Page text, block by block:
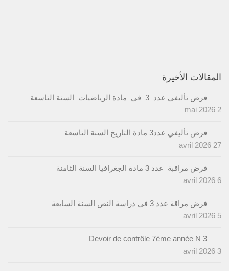
المقالات الأخيرة
فرض تأليفي عدد 3 في مادة الرياضيات السنة التاسعة
2 mai 2026
فرض تأليفي عدد3 مادة التاريخ السنة التاسعة
27 avril 2026
فرض مراقبة عدد 3 مادة الجغرافيا السنة الثامنة
6 avril 2026
فرض مراقة عدد 3 في دراسة النص السنة السابعة
5 avril 2026
Devoir de contrôle 7ème année N 3
3 avril 2026